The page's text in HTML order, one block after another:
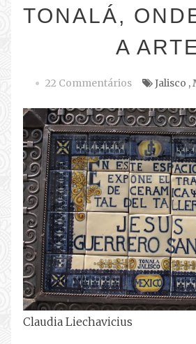
TONALÁ,
A
22 Commentários Jalisco ,
Claudia Liechavicius